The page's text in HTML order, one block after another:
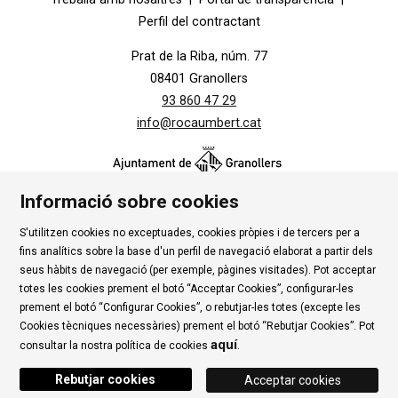
Perfil del contractant
Prat de la Riba, núm. 77
08401 Granollers
93 860 47 29
info@rocaumbert.cat
Contacte | Instància Genèrica | Alta Tercers
|
Ús de Cookies
| Política de privadesa | Avís Legal
|
Condicions d'ús Roca Umbert
Link a rssLink a instagramLink a youtubeLink a twitter
Link
Informació sobre cookies
S'utilitzen cookies no exceptuades, cookies pròpies i de tercers per a
fins analítics sobre la base d'un perfil de navegació elaborat a partir dels
seus hàbits de navegació (per exemple, pàgines visitades). Pot acceptar
totes les cookies prement el botó “Acceptar Cookies”, configurar-les
prement el botó “Configurar Cookies”, o rebutjar-les totes (excepte les
Cookies tècniques necessàries) prement el botó “Rebutjar Cookies”. Pot
consultar la nostra política de cookies aquí.
Acceptar cookies
Rebutjar cookies